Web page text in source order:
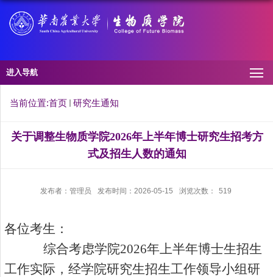
进入导航
当前位置:首页 研究生通知
关于调整生物质学院2026年上半年博士研究生招考方
式及招生人数的通知
发布者：管理员 发布时间：2026-05-15 浏览次数： 519
各位考生：
综合考虑学院2026年上半年博士生招生
工作实际，经学院研究生招生工作领导小组研